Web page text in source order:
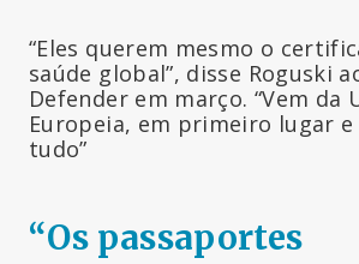
“Eles querem mesmo o
saúde global”, disse Roguski
Defender em março. “Vem da
Europeia, em primeiro lugar e
tudo”
“Os passaportes